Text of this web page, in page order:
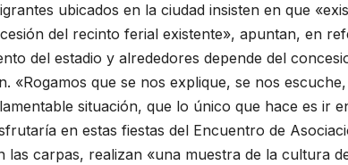
ubicados en la ciudad insisten en que
del recinto ferial existente», apuntan, en
del estadio y alrededores depende del
«Rogamos que se nos explique, se nos
situación, que lo único que hace es ir
en estas fiestas del Encuentro de
las carpas, realizan «una muestra de la cultura